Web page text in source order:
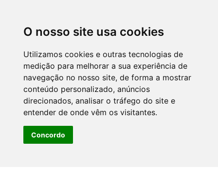
O nosso site usa cookies
Utilizamos cookies e outras tecnologias de
medição para melhorar a sua experiência de
navegação no nosso site, de forma a mostrar
conteúdo personalizado, anúncios
direcionados, analisar o tráfego do site e
entender de onde vêm os visitantes.
Concordo